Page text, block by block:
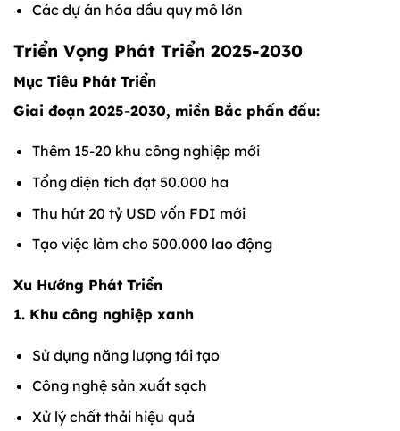
Các dự án hóa dầu quy mô lớn
Triển Vọng Phát Triển 2025-2030
Mục Tiêu Phát Triển
Giai đoạn 2025-2030, miền Bắc phấn đấu:
Thêm 15-20 khu công nghiệp mới
Tổng diện tích đạt 50.000 ha
Thu hút 20 tỷ USD vốn FDI mới
Tạo việc làm cho 500.000 lao động
Xu Hướng Phát Triển
1. Khu công nghiệp xanh
Sử dụng năng lượng tái tạo
Công nghệ sản xuất sạch
Xử lý chất thải hiệu quả